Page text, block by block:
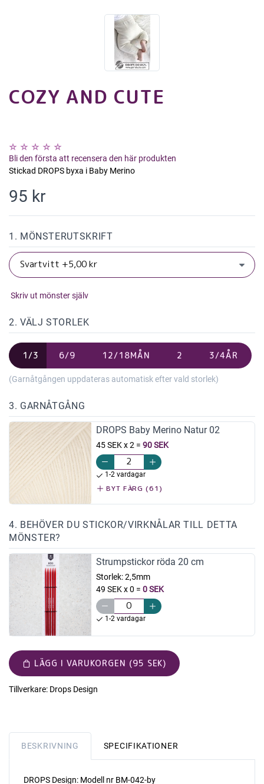
COZY AND CUTE
Bli den första att recensera den här produkten
Stickad DROPS byxa i Baby Merino
95 kr
1. MÖNSTERUTSKRIFT
Skriv ut mönster själv
2. VÄLJ STORLEK
1/3 6/9 12/18MÅN 2 3/4ÅR
(Garnåtgången uppdateras automatisk efter vald storlek)
3. GARNÅTGÅNG
DROPS Baby Merino Natur 02
45 SEK x 2= 90 SEK
1-2 vardagar
BYT FÄRG (61)
4. BEHÖVER DU STICKOR/VIRKNÅLAR TILL DETTA
MÖNSTER?
Strumpstickor röda 20 cm
Storlek:2,5mm
49 SEK x 0 = 0 SEK
1-2 vardagar
LÄGG I VARUKORGEN (95 SEK)
Tillverkare: Drops Design
BESKRIVNING SPECIFIKATIONER
DROPS Design: Modell nr BM-042-by